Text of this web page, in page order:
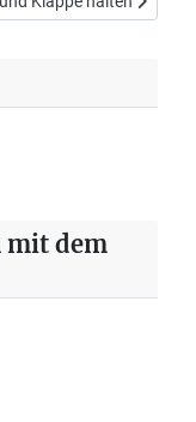
mit dem